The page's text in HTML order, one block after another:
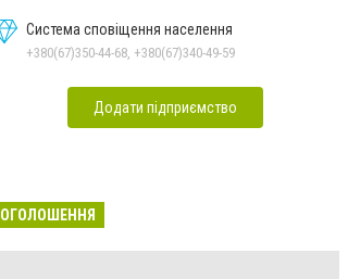
Система сповіщення населення
+380(67)350-44-68, +380(67)340-49-59
Додати підприємство
ОГОЛОШЕННЯ